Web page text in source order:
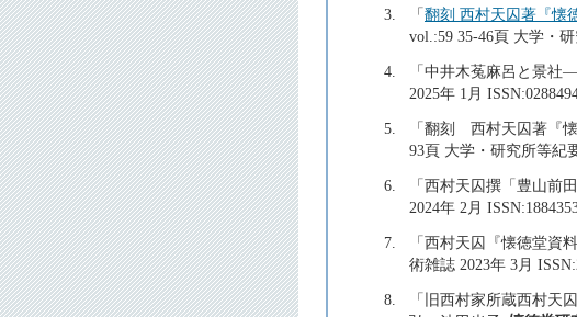
3.
「翻刻 西村天囚著『懐
vol.:59 35-46頁 大学・
4.
「中井木菟麻呂と景
2025年 1月
5.
「翻刻 西村天囚著『
93頁 大学・研究所等紀
6.
「西村天囚撰「豊山前
2024年 2月
7.
「西村天囚『懐徳堂資
術雑誌 2023年 3月
8.
「旧西村家所蔵西村